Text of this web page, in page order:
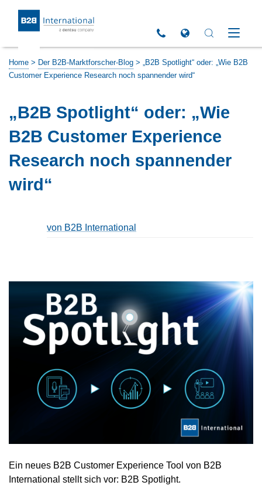
Click to call us
Home > Der B2B-Marktforscher-Blog > „B2B Spotlight“ oder: „Wie B2B
Customer Experience Research noch spannender wird“
„B2B Spotlight“ oder: „Wie
B2B Customer Experience
Research noch spannender
wird“
von B2B International
Ein neues B2B Customer Experience Tool von B2B
International stellt sich vor: B2B Spotlight.